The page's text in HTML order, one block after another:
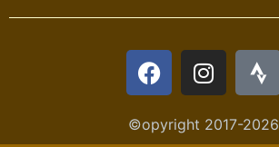
©opyright 2017-2026